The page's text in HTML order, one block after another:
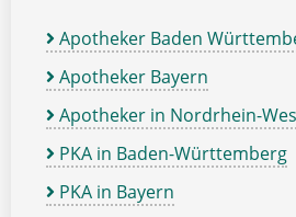
Apotheker Baden
Apotheker Bayern
Apotheker in Nordrhein-
PKA in Baden-Württemberg
PKA in Bayern